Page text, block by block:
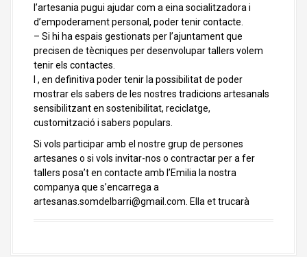
l’artesania pugui ajudar com a eina socialitzadora i
d’empoderament personal, poder tenir contacte.
– Si hi ha espais gestionats per l’ajuntament que
precisen de tècniques per desenvolupar tallers volem
tenir els contactes.
I , en definitiva poder tenir la possibilitat de poder
mostrar els sabers de les nostres tradicions artesanals
sensibilitzant en sostenibilitat, reciclatge,
customització i sabers populars.
Si vols participar amb el nostre grup de persones
artesanes o si vols invitar-nos o contractar per a fer
tallers posa’t en contacte amb l’Emilia la nostra
companya que s’encarrega a
artesanas.somdelbarri@gmail.com. Ella et trucarà